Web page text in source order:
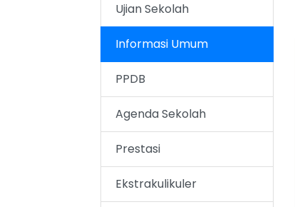
Ujian Sekolah
Informasi Umum
PPDB
Agenda Sekolah
Prestasi
Ekstrakulikuler